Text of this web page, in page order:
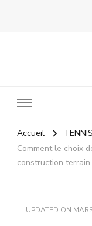
Accueil
TENNIS
Comment le choix
construction
UPDATED ON